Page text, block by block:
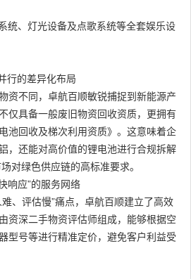
统、灯光设备及点歌系统等全套娱乐设
行的差异化布局
资不同，卓航百顺敏锐捕捉到新能源产
仅具备一般废旧物资回收资质，更拥有
池回收及梯次利用资质》。这意味着企
，还能对高价值的锂电池进行合规拆解
对绿色供应链的高标准要求。
响应”的服务网络
、评估慢”痛点，卓航百顺建立了高效
资深二手物资评估师组成，能够根据空
型号等进行精准定价，避免客户利益受